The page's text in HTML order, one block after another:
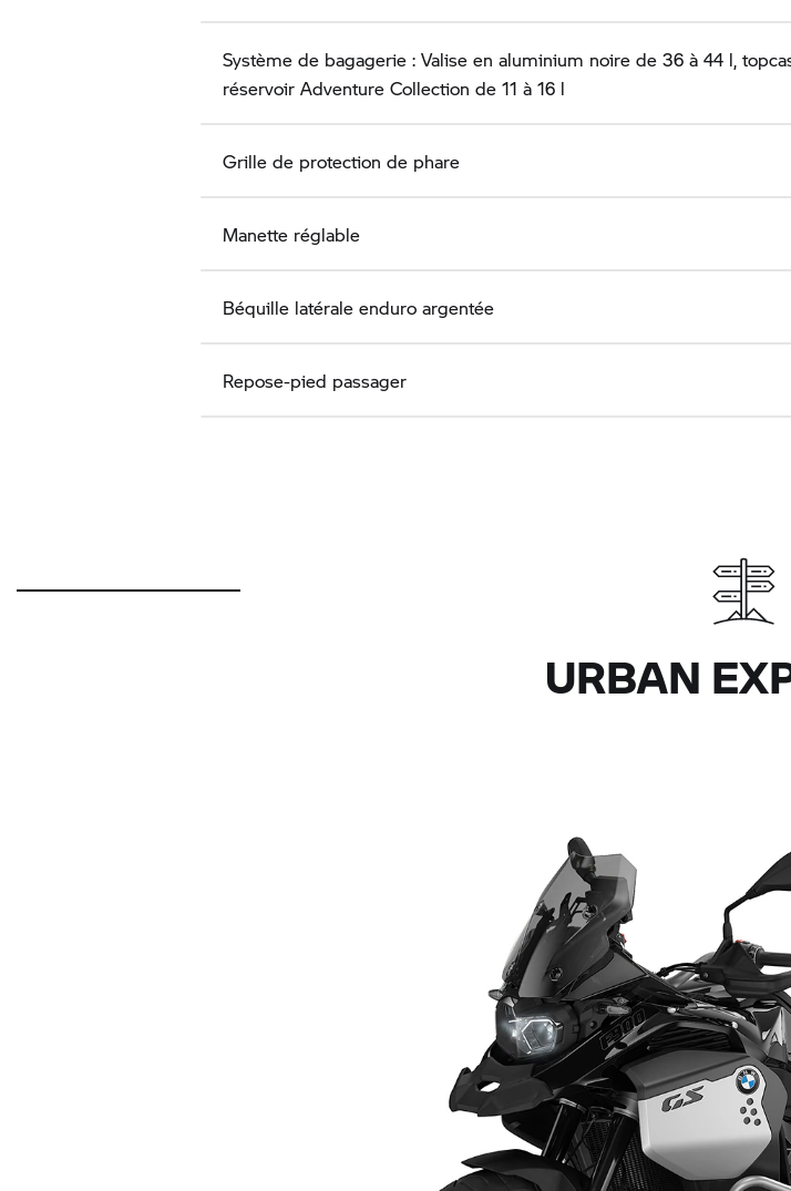
Système de bagagerie : Valise en aluminium noire de 36 à 44 l,
réservoir Adventure Collection de 11 à 16 l
Grille de protection de phare
Manette réglable
Béquille latérale enduro argentée
Repose-pied passager
URBAN